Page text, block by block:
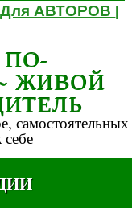
|Для АВТОРОВ
ЖИВОЙ
самостоятельных